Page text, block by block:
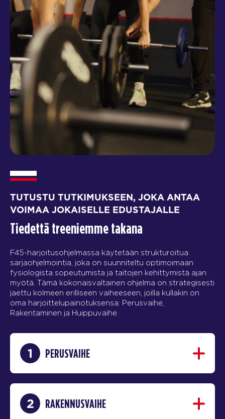
TUTUSTU TUTKIMUKSEEN, JOKA ANTAA
VOIMAA JOKAISELLE EDUSTAJALLE
Tiedettä treeniemme takana
F45-harjoitusohjelmassa käytetään strukturoitua
sarjaohjelmointia, joka on suunniteltu optimoimaan
fysiologista sopeutumista ja taitojen kehittymistä ajan
myötä. Tämä kokonaisvaltainen ohjelma on strategisesti
jaettu kolmeen erilliseen vaiheeseen, joilla kullakin on
oma harjoittelupainotuksensa: Perusvaihe,
Rakentaminen ja Huippuvaihe.
1 PERUSVAIHE
2 RAKENNUSVAIHE